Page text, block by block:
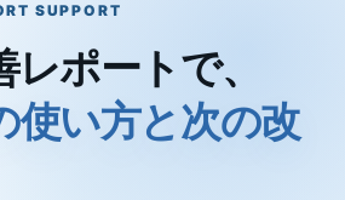
SUPPORT
レポートで、
使い方と次の改